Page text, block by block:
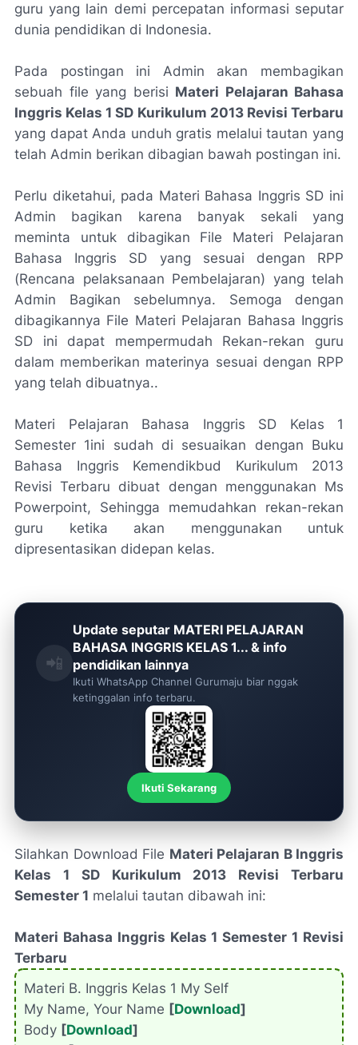
guru yang lain demi percepatan informasi seputar
dunia pendidikan di Indonesia.
Pada postingan ini Admin akan membagikan
sebuah file yang berisi Materi Pelajaran Bahasa
Inggris Kelas 1 SD Kurikulum 2013 Revisi Terbaru
yang dapat Anda unduh gratis melalui tautan yang
telah Admin berikan dibagian bawah postingan ini.
Perlu diketahui, pada Materi Bahasa Inggris SD ini
Admin bagikan karena banyak sekali yang
meminta untuk dibagikan File Materi Pelajaran
Bahasa Inggris SD yang sesuai dengan RPP
(Rencana pelaksanaan Pembelajaran) yang telah
Admin Bagikan sebelumnya. Semoga dengan
dibagikannya File Materi Pelajaran Bahasa Inggris
SD ini dapat mempermudah Rekan-rekan guru
dalam memberikan materinya sesuai dengan RPP
yang telah dibuatnya..
Materi Pelajaran Bahasa Inggris SD Kelas 1
Semester 1ini sudah di sesuaikan dengan Buku
Bahasa Inggris Kemendikbud Kurikulum 2013
Revisi Terbaru dibuat dengan menggunakan Ms
Powerpoint, Sehingga memudahkan rekan-rekan
guru ketika akan menggunakan untuk
dipresentasikan didepan kelas.
📲
Update seputar MATERI PELAJARAN
BAHASA INGGRIS KELAS 1... & info
pendidikan lainnya
Ikuti WhatsApp Channel Gurumaju biar nggak
ketinggalan info terbaru.
Ikuti Sekarang
Silahkan Download File Materi Pelajaran B Inggris
Kelas 1 SD Kurikulum 2013 Revisi Terbaru
Semester 1 melalui tautan dibawah ini:
Materi Bahasa Inggris Kelas 1 Semester 1 Revisi
Terbaru
Materi B. Inggris Kelas 1 My Self
My Name, Your Name [Download]
Body [Download]